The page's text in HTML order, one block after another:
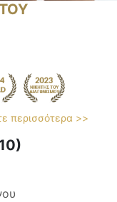
περισσότερα >>